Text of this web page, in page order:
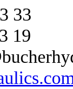
33
19